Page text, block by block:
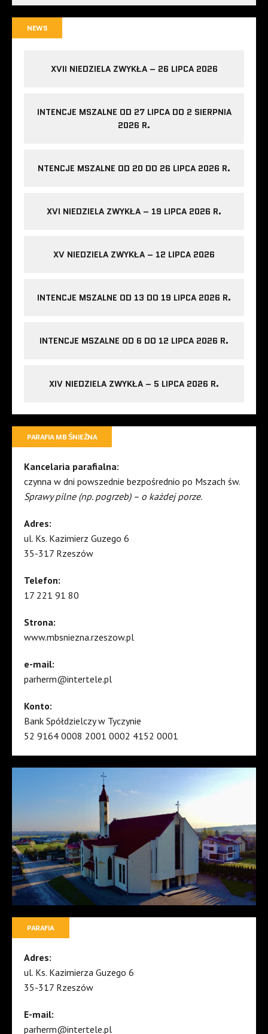
NEWS
XVII NIEDZIELA ZWYKŁA – 26 LIPCA 2026
INTENCJE MSZALNE OD 27 LIPCA DO 2 SIERPNIA
2026 R.
NTENCJE MSZALNE OD 20 DO 26 LIPCA 2026 R.
XVI NIEDZIELA ZWYKŁA – 19 LIPCA 2026 R.
XV NIEDZIELA ZWYKŁA – 12 LIPCA 2026
INTENCJE MSZALNE OD 13 DO 19 LIPCA 2026 R.
INTENCJE MSZALNE OD 6 DO 12 LIPCA 2026 R.
XIV NIEDZIELA ZWYKŁA – 5 LIPCA 2026 R.
PARAFIA MB ŚNIEŻNA
Kancelaria parafialna:
czynna w dni powszednie bezpośrednio po Mszach św.
Sprawy pilne (np. pogrzeb) – o każdej porze.
Adres:
ul. Ks. Kazimierz Guzego 6
35-317 Rzeszów
Telefon:
17 221 91 80
Strona:
www.mbsniezna.rzeszow.pl
e-mail:
parherm@intertele.pl
Konto:
Bank Spółdzielczy w Tyczynie
52 9164 0008 2001 0002 4152 0001
PARAFIA
Adres:
ul. Ks. Kazimierza Guzego 6
35-317 Rzeszów
E-mail:
parherm@intertele.pl